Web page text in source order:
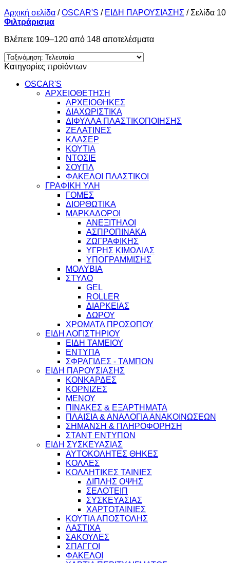
Αρχική σελίδα / OSCAR'S / ΕΙΔΗ ΠΑΡΟΥΣΙΑΣΗΣ /Σελίδα 10
Φιλτράρισμα
Βλέπετε 109–120 από 148 αποτελέσματαSorted
Κατηγορίες προϊόντων
OSCAR'S
ΑΡΧΕΙΟΘΕΤΗΣΗ
ΑΡΧΕΙΟΘΗΚΕΣ
ΔΙΑΧΩΡΙΣΤΙΚΑ
ΔΙΦΥΛΛΑ ΠΛΑΣΤΙΚΟΠΟΙΗΣΗΣ
ΖΕΛΑΤΙΝΕΣ
ΚΛΑΣΕΡ
ΚΟΥΤΙΑ
ΝΤΟΣΙΕ
ΣΟΥΠΛ
ΦΑΚΕΛΟΙ ΠΛΑΣΤΙΚΟΙ
ΓΡΑΦΙΚΗ ΥΛΗ
ΓΟΜΕΣ
ΔΙΟΡΘΩΤΙΚΑ
ΜΑΡΚΑΔΟΡΟΙ
ΑΝΕΞΙΤΗΛΟΙ
ΑΣΠΡΟΠΙΝΑΚΑ
ΖΩΓΡΑΦΙΚΗΣ
ΥΓΡΗΣ ΚΙΜΩΛΙΑΣ
ΥΠΟΓΡΑΜΜΙΣΗΣ
ΜΟΛΥΒΙΑ
ΣΤΥΛΟ
GEL
ROLLER
ΔΙΑΡΚΕΙΑΣ
ΔΩΡΟΥ
ΧΡΩΜΑΤΑ ΠΡΟΣΩΠΟΥ
ΕΙΔΗ ΛΟΓΙΣΤΗΡΙΟΥ
ΕΙΔΗ ΤΑΜΕΙΟΥ
ΕΝΤΥΠΑ
ΣΦΡΑΓΙΔΕΣ - ΤΑΜΠΟΝ
ΕΙΔΗ ΠΑΡΟΥΣΙΑΣΗΣ
ΚΟΝΚΑΡΔΕΣ
ΚΟΡΝΙΖΕΣ
ΜΕΝΟΥ
ΠΙΝΑΚΕΣ & ΕΞΑΡΤΗΜΑΤΑ
ΠΛΑΙΣΙΑ & ΑΝΑΛΟΓΙΑ ΑΝΑΚΟΙΝΩΣΕΩΝ
ΣΗΜΑΝΣΗ & ΠΛΗΡΟΦΟΡΗΣΗ
ΣΤΑΝΤ ΕΝΤΥΠΩΝ
ΕΙΔΗ ΣΥΣΚΕΥΑΣΙΑΣ
ΑΥΤΟΚΟΛΗΤΕΣ ΘΗΚΕΣ
ΚΟΛΛΕΣ
ΚΟΛΛΗΤΙΚΕΣ ΤΑΙΝΙΕΣ
ΔΙΠΛΗΣ ΟΨΗΣ
ΣΕΛΟΤΕΙΠ
ΣΥΣΚΕΥΑΣΙΑΣ
ΧΑΡΤΟΤΑΙΝΙΕΣ
ΚΟΥΤΙΑ ΑΠΟΣΤΟΛΗΣ
ΛΑΣΤΙΧΑ
ΣΑΚΟΥΛΕΣ
ΣΠΑΓΓΟΙ
ΦΑΚΕΛΟΙ